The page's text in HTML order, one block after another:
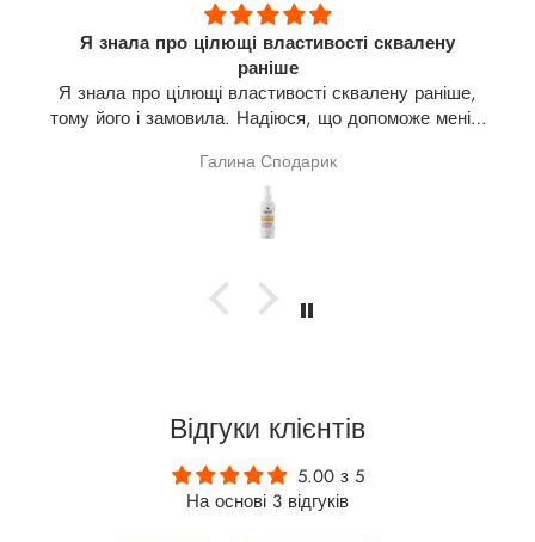
Я знала про цілющі властивості сквалену
раніше
Я знала про цілющі властивості сквалену раніше,
тому його і замовила. Надіюся, що допоможе мені в
результат говорити зарано.
Галина Сподарик
Відгуки клієнтів
5.00 з 5
На основі 3 відгуків